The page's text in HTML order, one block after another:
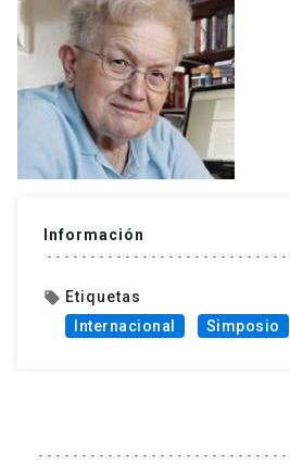
Información
local_offer Etiquetas
Internacional
Simposio